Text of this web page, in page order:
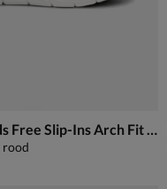
Skechers Hands Free Slip-Ins Arch Fit Fiddow
rood